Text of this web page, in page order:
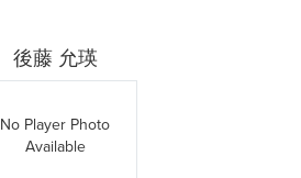
後藤 允瑛
No Player Photo
Available